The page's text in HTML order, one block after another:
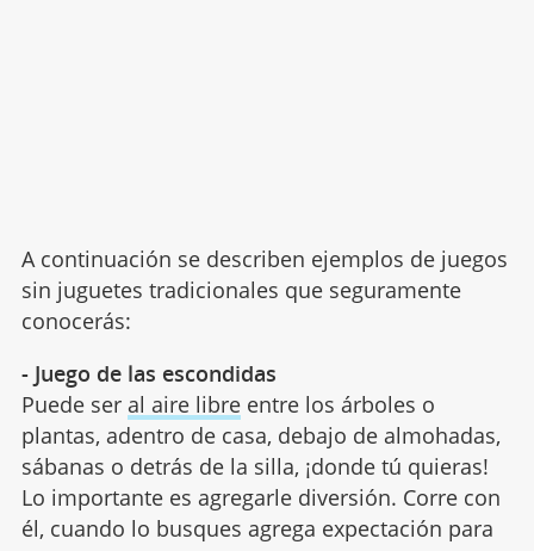
A continuación se describen ejemplos de juegos
sin juguetes tradicionales que seguramente
conocerás:
- Juego de las escondidas
Puede ser al aire libreentre los árboles o
plantas, adentro de casa, debajo de almohadas,
sábanas o detrás de la silla, ¡donde tú quieras!
Lo importante es agregarle diversión. Corre con
él, cuando lo busques agrega expectación para